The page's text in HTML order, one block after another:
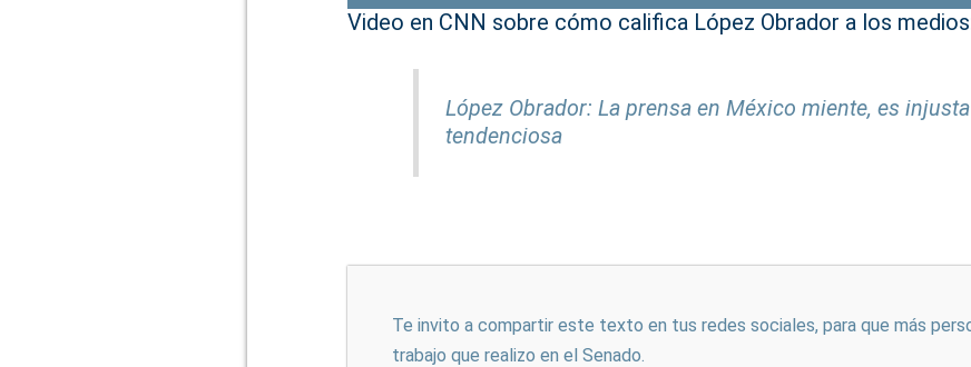
Video en CNN sobre cómo califica López Obrador a los
López Obrador: La prensa en México miente, es
tendenciosa
Te invito a compartir este texto en tus redes sociales, para que más
trabajo que realizo en el Senado.